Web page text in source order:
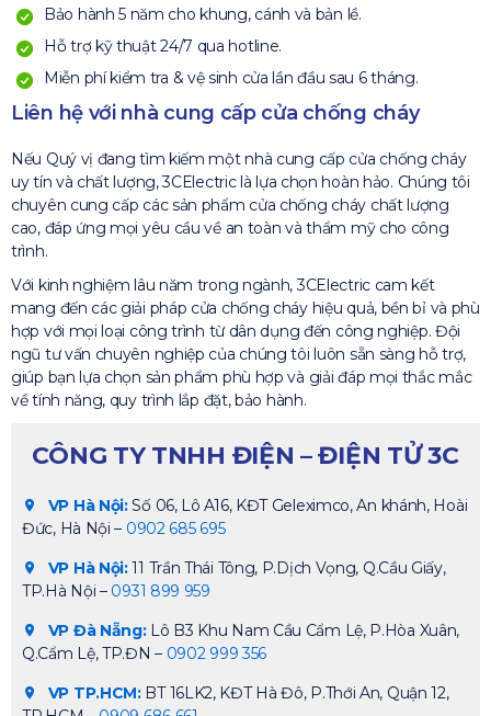
Bảo hành 5 năm cho khung, cánh và bản lề.
Hỗ trợ kỹ thuật 24/7 qua hotline.
Miễn phí kiểm tra & vệ sinh cửa lần đầu sau 6 tháng.
Liên hệ với nhà cung cấp cửa chống cháy
Nếu Quý vị đang tìm kiếm một nhà cung cấp cửa chống cháy
uy tín và chất lượng, 3CElectric là lựa chọn hoàn hảo. Chúng tôi
chuyên cung cấp các sản phẩm cửa chống cháy chất lượng
cao, đáp ứng mọi yêu cầu về an toàn và thẩm mỹ cho công
trình.
Với kinh nghiệm lâu năm trong ngành, 3CElectric cam kết
mang đến các giải pháp cửa chống cháy hiệu quả, bền bỉ và phù
hợp với mọi loại công trình từ dân dụng đến công nghiệp. Đội
ngũ tư vấn chuyên nghiệp của chúng tôi luôn sẵn sàng hỗ trợ,
giúp bạn lựa chọn sản phẩm phù hợp và giải đáp mọi thắc mắc
về tính năng, quy trình lắp đặt, bảo hành.
CÔNG TY TNHH ĐIỆN – ĐIỆN TỬ 3C
VP Hà Nội:Số 06, Lô A16, KĐT Geleximco, An khánh, Hoài
Đức, Hà Nội – 0902 685 695
VP Hà Nội:11 Trần Thái Tông, P.Dịch Vọng, Q.Cầu Giấy,
TP.Hà Nội – 0931 899 959
VP Đà Nẵng:Lô B3 Khu Nam Cầu Cẩm Lệ, P.Hòa Xuân,
Q.Cẩm Lệ, TP.ĐN – 0902 999 356
VP TP.HCM:BT 16LK2, KĐT Hà Đô, P.Thới An, Quận 12,